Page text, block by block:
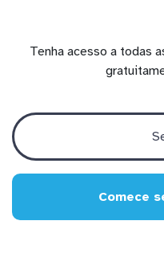
Tenha acesso a todas
Comece